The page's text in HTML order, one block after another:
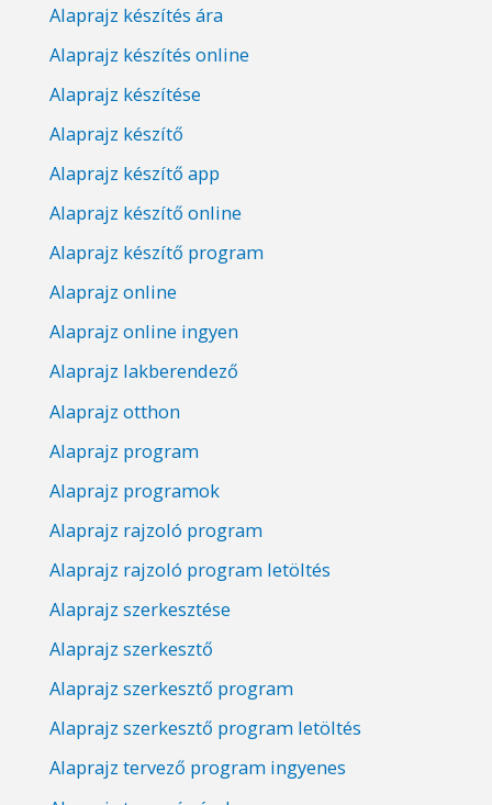
Alaprajz készítés ára
Alaprajz készítés online
Alaprajz készítése
Alaprajz készítő
Alaprajz készítő app
Alaprajz készítő online
Alaprajz készítő program
Alaprajz online
Alaprajz online ingyen
Alaprajz lakberendező
Alaprajz otthon
Alaprajz program
Alaprajz programok
Alaprajz rajzoló program
Alaprajz rajzoló program letöltés
Alaprajz szerkesztése
Alaprajz szerkesztő
Alaprajz szerkesztő program
Alaprajz szerkesztő program letöltés
Alaprajz tervező program ingyenes